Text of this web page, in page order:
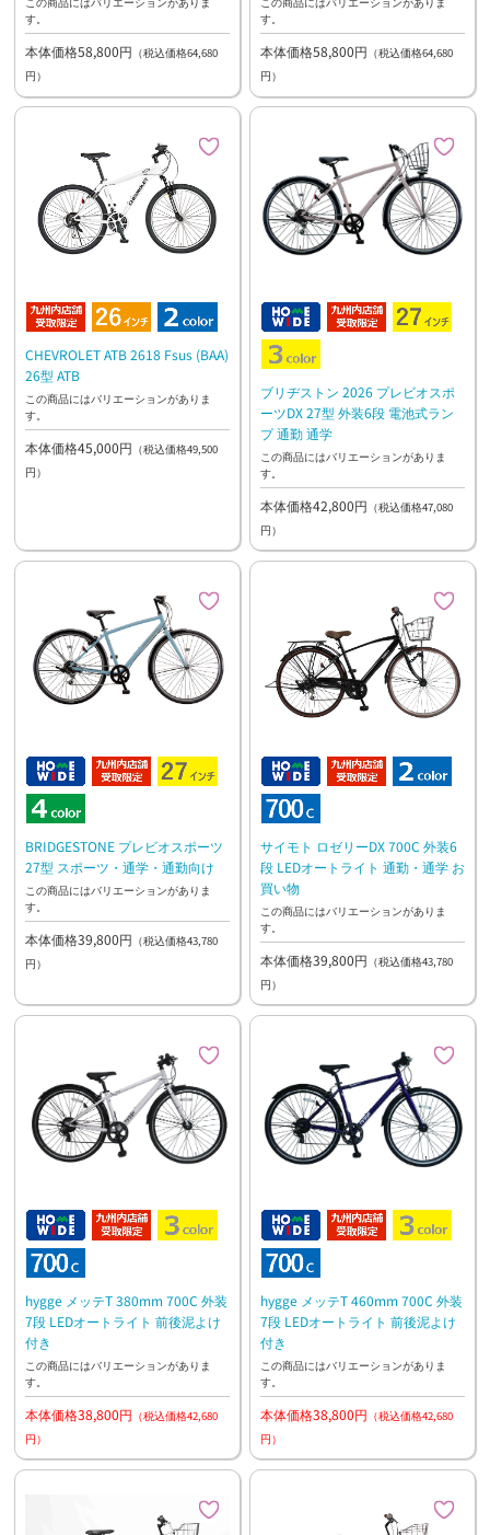
す。
本体価格58,800円 （税込価格64,680
円）
す。
本体価格58,800円 （税込価格64,680
円）
CHEVROLET ATB 2618 Fsus (BAA)
26型 ATB
この商品にはバリエーションがありま
す。
本体価格45,000円 （税込価格49,500
円）
ブリヂストン 2026 プレビオスポ
ーツDX 27型 外装6段 電池式ラン
プ 通勤 通学
この商品にはバリエーションがありま
す。
本体価格42,800円 （税込価格47,080
円）
BRIDGESTONE プレビオスポーツ
27型 スポーツ・通学・通勤向け
この商品にはバリエーションがありま
す。
本体価格39,800円 （税込価格43,780
円）
サイモト ロゼリーDX 700C 外装6
段 LEDオートライト 通勤・通学 お
買い物
この商品にはバリエーションがありま
す。
本体価格39,800円 （税込価格43,780
円）
hygge メッテT 380mm 700C 外装
7段 LEDオートライト 前後泥よけ
付き
この商品にはバリエーションがありま
す。
本体価格38,800円 （税込価格42,680
円）
hygge メッテT 460mm 700C 外装
7段 LEDオートライト 前後泥よけ
付き
この商品にはバリエーションがありま
す。
本体価格38,800円 （税込価格42,680
円）